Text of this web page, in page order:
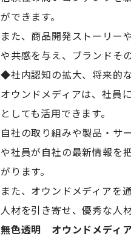
ができます。
また、商品開発ストーリー
や共感を与え、ブランドそ
◆社内認知の拡大、将来的
オウンドメディアは、社員
としても活用できます。
自社の取り組みや製品・サ
や社員が自社の最新情報を
がります。
また、オウンドメディアを
人材を引き寄せ、優秀な人
無色透明 オウンドメディ